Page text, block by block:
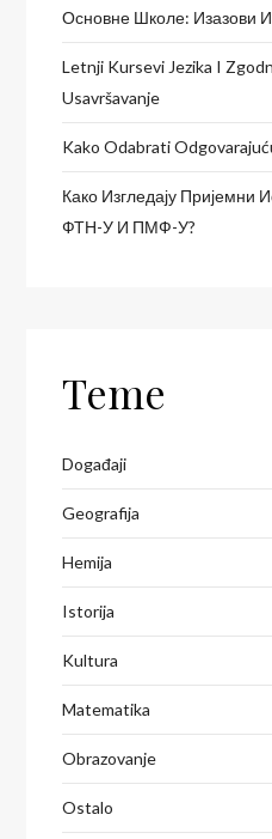
Основне Школе: Изазови
Letnji Kursevi Jezika I
Usavršavanje
Kako Odabrati
Како Изгледају Пријемни
ФТН-У И ПМФ-У?
Teme
Događaji
Geografija
Hemija
Istorija
Kultura
Matematika
Obrazovanje
Ostalo